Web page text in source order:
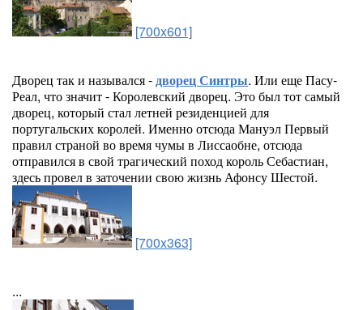
[700x601]
Дворец так и назывался -дворец Синтры. Или еще Пасу-
Реал, что значит - Королевский дворец. Это был тот самый
дворец, который стал летней резиденцией для
португальских королей. Именно отсюда Мануэл Первый
правил страной во время чумы в Лиссаобне, отсюда
отправился в свой трагический поход король Себастиан,
здесь провел в заточении свою жизнь Афонсу Шестой.
[700x363]
...